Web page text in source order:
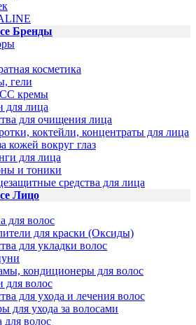
Бренды
косметика
гели
кремы
для лица
для очищения лица
коктейли, концентраты для лица
кожей вокруг глаз
для лица
и тоники
средства для лица
Лицо
для волос
для краски (Оксиды)
для укладки волос
кондиционеры для волос
для волос
для ухода и лечения волос
для ухода за волосами
для волос